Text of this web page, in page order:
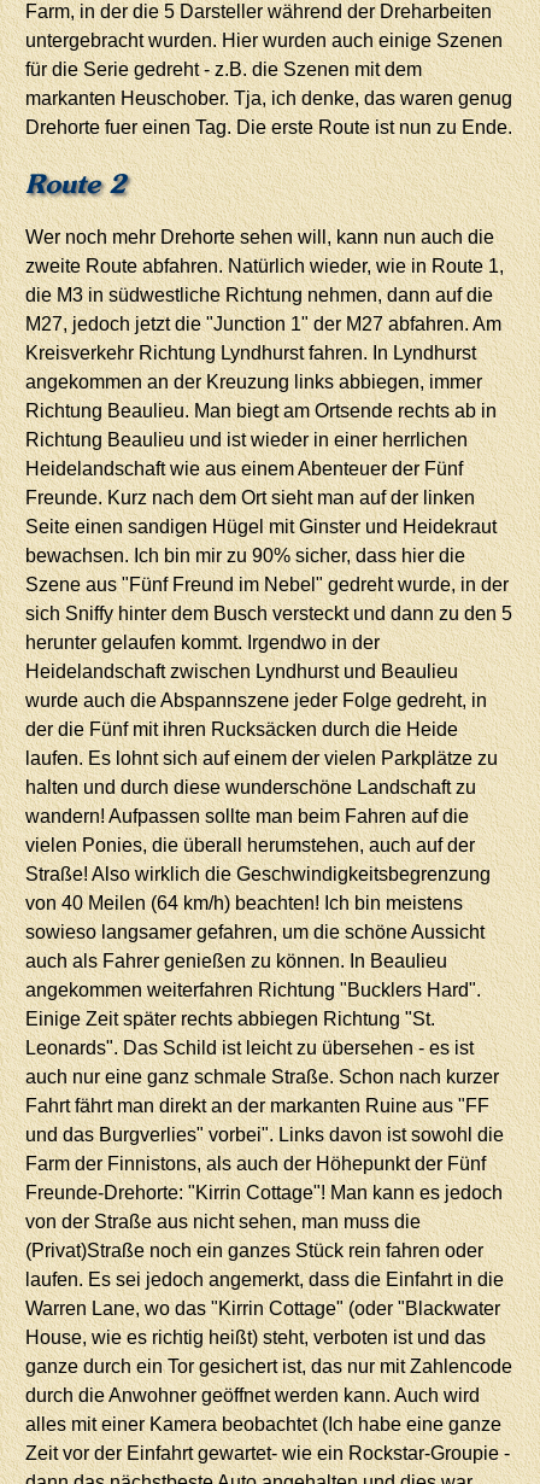
Farm, in der die 5 Darsteller während der Dreharbeiten
untergebracht wurden. Hier wurden auch einige Szenen
für die Serie gedreht - z.B. die Szenen mit dem
markanten Heuschober. Tja, ich denke, das waren genug
Drehorte fuer einen Tag. Die erste Route ist nun zu Ende.
Route 2
Wer noch mehr Drehorte sehen will, kann nun auch die
zweite Route abfahren. Natürlich wieder, wie in Route 1,
die M3 in südwestliche Richtung nehmen, dann auf die
M27, jedoch jetzt die "Junction 1" der M27 abfahren. Am
Kreisverkehr Richtung Lyndhurst fahren. In Lyndhurst
angekommen an der Kreuzung links abbiegen, immer
Richtung Beaulieu. Man biegt am Ortsende rechts ab in
Richtung Beaulieu und ist wieder in einer herrlichen
Heidelandschaft wie aus einem Abenteuer der Fünf
Freunde. Kurz nach dem Ort sieht man auf der linken
Seite einen sandigen Hügel mit Ginster und Heidekraut
bewachsen. Ich bin mir zu 90% sicher, dass hier die
Szene aus "Fünf Freund im Nebel" gedreht wurde, in der
sich Sniffy hinter dem Busch versteckt und dann zu den 5
herunter gelaufen kommt. Irgendwo in der
Heidelandschaft zwischen Lyndhurst und Beaulieu
wurde auch die Abspannszene jeder Folge gedreht, in
der die Fünf mit ihren Rucksäcken durch die Heide
laufen. Es lohnt sich auf einem der vielen Parkplätze zu
halten und durch diese wunderschöne Landschaft zu
wandern! Aufpassen sollte man beim Fahren auf die
vielen Ponies, die überall herumstehen, auch auf der
Straße! Also wirklich die Geschwindigkeitsbegrenzung
von 40 Meilen (64 km/h) beachten! Ich bin meistens
sowieso langsamer gefahren, um die schöne Aussicht
auch als Fahrer genießen zu können. In Beaulieu
angekommen weiterfahren Richtung "Bucklers Hard".
Einige Zeit später rechts abbiegen Richtung "St.
Leonards". Das Schild ist leicht zu übersehen - es ist
auch nur eine ganz schmale Straße. Schon nach kurzer
Fahrt fährt man direkt an der markanten Ruine aus "FF
und das Burgverlies" vorbei". Links davon ist sowohl die
Farm der Finnistons, als auch der Höhepunkt der Fünf
Freunde-Drehorte: "Kirrin Cottage"! Man kann es jedoch
von der Straße aus nicht sehen, man muss die
(Privat)Straße noch ein ganzes Stück rein fahren oder
laufen. Es sei jedoch angemerkt, dass die Einfahrt in die
Warren Lane, wo das "Kirrin Cottage" (oder "Blackwater
House, wie es richtig heißt) steht, verboten ist und das
ganze durch ein Tor gesichert ist, das nur mit Zahlencode
durch die Anwohner geöffnet werden kann. Auch wird
alles mit einer Kamera beobachtet (Ich habe eine ganze
Zeit vor der Einfahrt gewartet- wie ein Rockstar-Groupie -